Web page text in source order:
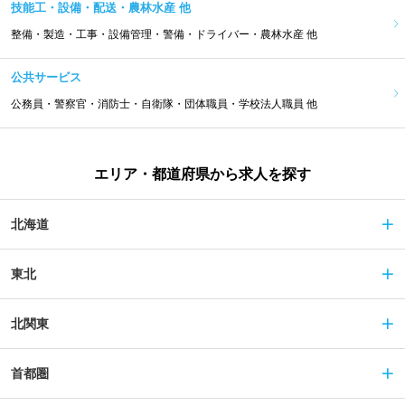
技能工・設備・配送・農林水産 他
整備・製造・工事・設備管理・警備・ドライバー・農林水産 他
公共サービス
公務員・警察官・消防士・自衛隊・団体職員・学校法人職員 他
エリア・都道府県から求人を探す
北海道
東北
北関東
首都圏